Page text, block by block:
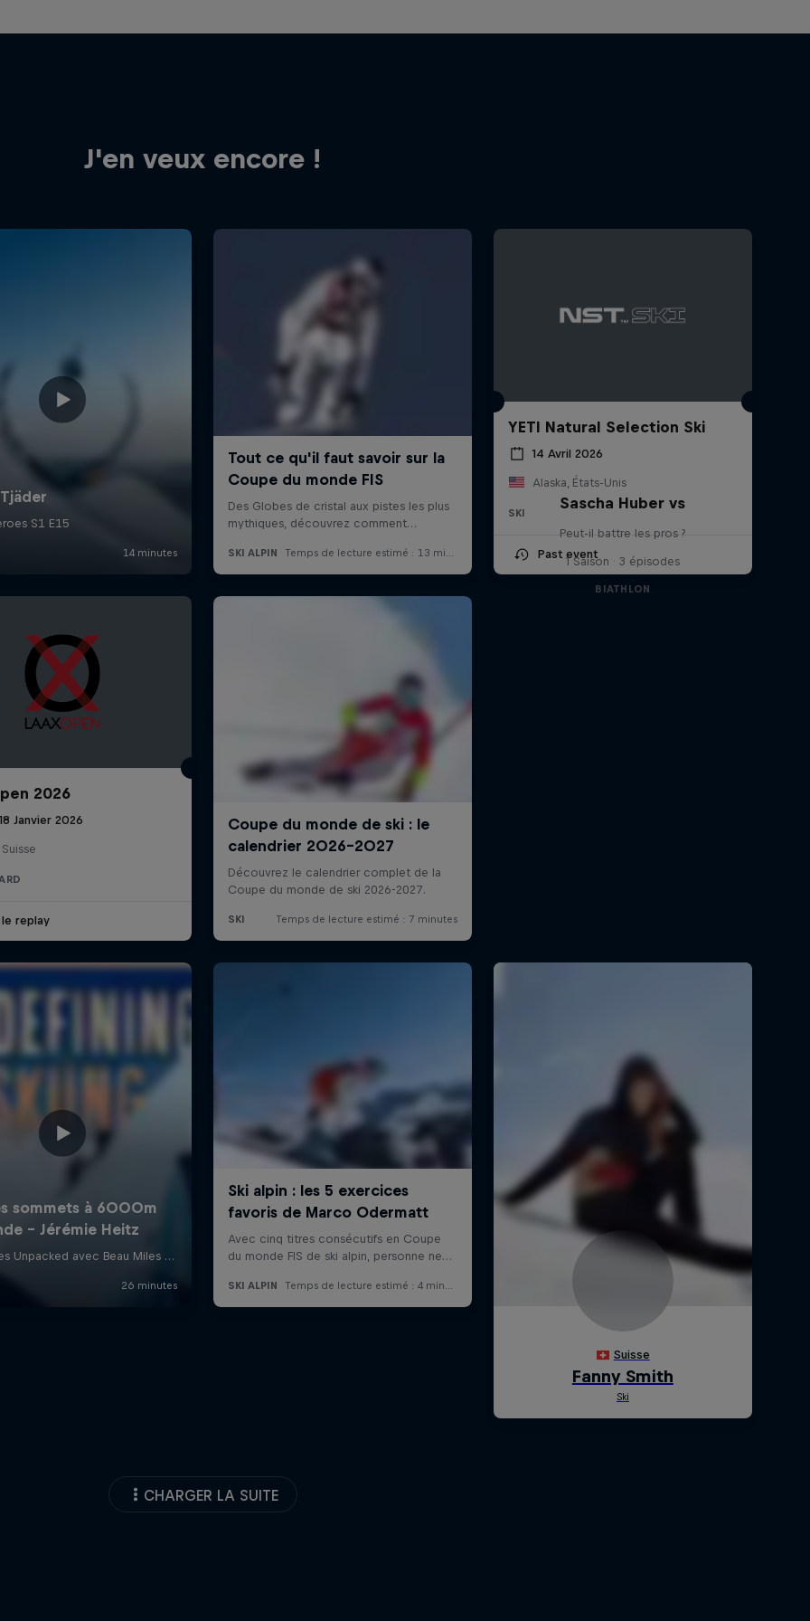
J'en veux encore !
YETI Natural Selection Ski
14 Avril 2026
Alaska, États-Unis
SKI
Past event
2026
Janvier 2026
replay
Sascha Huber vs
Peut-il battre les pros ?
1 Saison · 3 épisodes
BIATHLON
CHARGER LA SUITE